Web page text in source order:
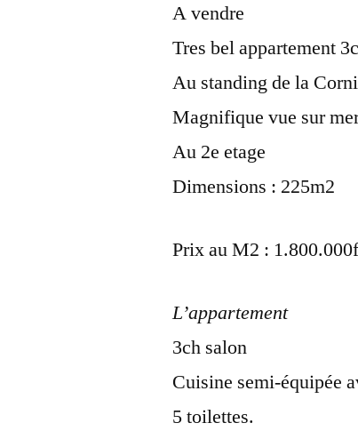
A vendre
Tres bel appartement
Au standing de la
Magnifique vue sur
Au 2e etage
Dimensions : 225m2
Prix au M2 :
L’appartement
3ch salon
Cuisine semi-équipée
5 toilettes.